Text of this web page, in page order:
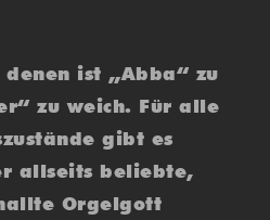
denen ist „Abba“ zu
zu weich. Für alle
gibt es
allseits beliebte,
Orgelgott